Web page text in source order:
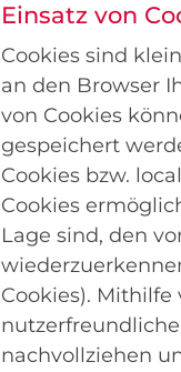
Einsatz von
Cookies sind
an den Browser
von Cookies
gespeichert
Cookies bzw.
Cookies
Lage sind, den
Cookies).
nachvollziehen